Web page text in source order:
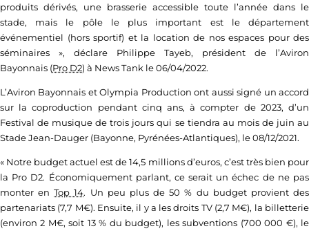
produits dérivés, une brasserie accessible toute l’année dans le
stade, mais le pôle le plus important est le département
événementiel (hors sportif) et la location de nos espaces pour des
séminaires », déclare Philippe Tayeb, président de l’Aviron
Bayonnais (Pro D2) à News Tank le 06/04/2022.
L’Aviron Bayonnais et Olympia Production ont aussi signé un accord
sur la coproduction pendant cinq ans, à compter de 2023, d’un
Festival de musique de trois jours qui se tiendra au mois de juin au
Stade Jean-Dauger (Bayonne, Pyrénées-Atlantiques), le 08/12/2021.
« Notre budget actuel est de 14,5 millions d’euros, c’est très bien pour
la Pro D2. Économiquement parlant, ce serait un échec de ne pas
monter enTop 14. Un peu plus de 50 % du budget provient des
partenariats (7,7 M€). Ensuite, il y a les droits TV (2,7 M€), la billetterie
(environ 2 M€, soit 13 % du budget), les subventions (700 000 €), le